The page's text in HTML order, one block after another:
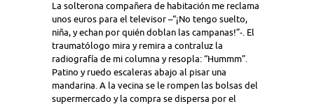
La solterona compañera de habitación me reclama
unos euros para el televisor –“¡No tengo suelto,
niña, y echan por quién doblan las campanas!”-. El
traumatólogo mira y remira a contraluz la
radiografía de mi columna y resopla: “Hummm”.
Patino y ruedo escaleras abajo al pisar una
mandarina. A la vecina se le rompen las bolsas del
supermercado y la compra se dispersa por el